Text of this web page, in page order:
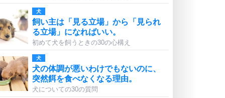
犬
飼い主は「見る立場」から「見られ
る立場」になればいい。
初めて犬を飼うときの30の心構え
犬
犬の体調が悪いわけでもないのに、
突然餌を食べなくなる理由。
犬についての30の質問